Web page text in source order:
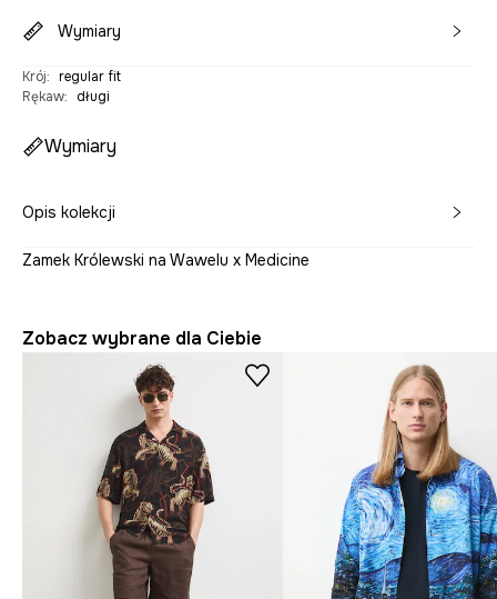
Wymiary
Krój: regular fit
Rękaw: długi
Wymiary
Opis kolekcji
Zamek Królewski na Wawelu x Medicine
Zobacz wybrane dla Ciebie